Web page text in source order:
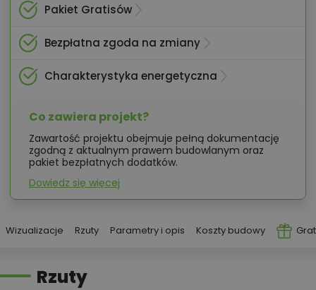
Pakiet Gratisów
Bezpłatna zgoda na zmiany
Charakterystyka energetyczna
Co zawiera projekt?
Zawartość projektu obejmuje pełną dokumentację
zgodną z aktualnym prawem budowlanym oraz
pakiet bezpłatnych dodatków.
Dowiedz się więcej
Wizualizacje Rzuty Parametry i opis Koszty budowy
Rzuty